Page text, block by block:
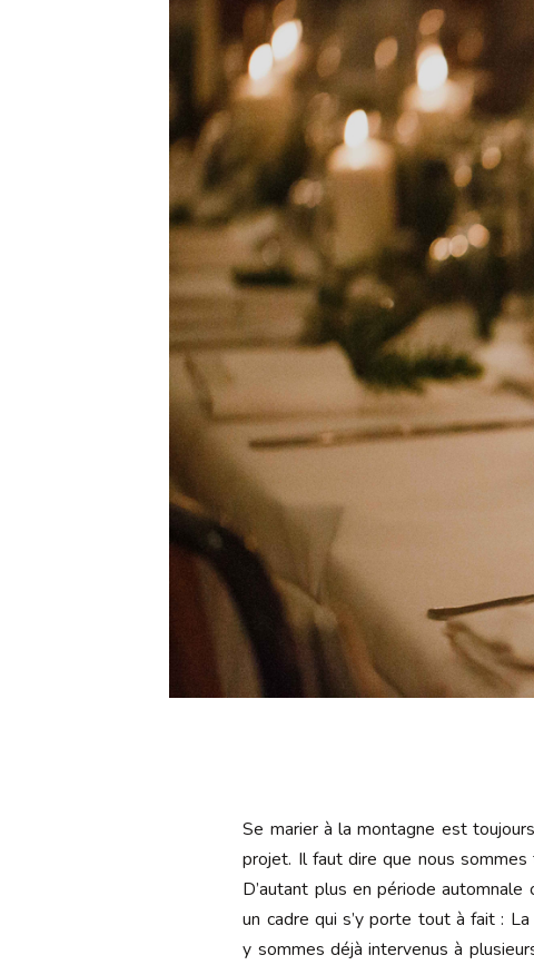
Se marier à la montagne est
projet. Il faut dire que nous
D’autant plus en période
un cadre qui s’y porte tout à fait :
y sommes déjà intervenus à
interdum. Etiam porta sem malesuada
mollis euismod.